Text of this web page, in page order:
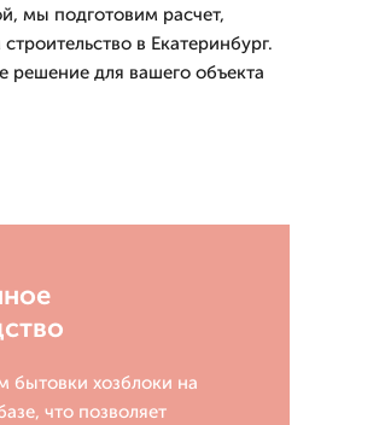
мы подготовим расчет,
в Екатеринбург.
решение для вашего объекта
бытовки хозблоки на
что позволяет